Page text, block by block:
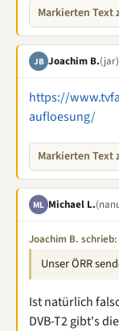
Markierten Text
JB Joachim B.(jar)
https://
aufloesung/
Markierten Text
ML Michael L.
Joachim B. schrieb:
Unser ÖRR
Ist natürlich
DVB-T2 gibt's